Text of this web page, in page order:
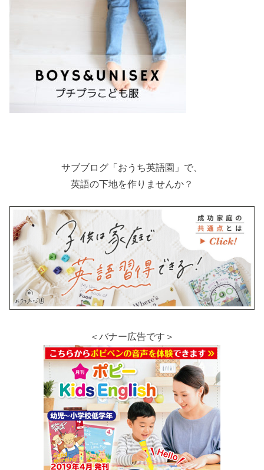
サブブログ「おうち英語園」で、
英語の下地を作りませんか？
＜バナー広告です＞